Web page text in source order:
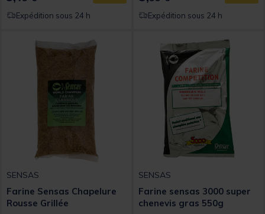
Expédition sous 24 h Expédition sous 24 h
SENSAS
Farine Sensas Chapelure
Rousse Grillée
SENSAS
Farine sensas 3000 super
chenevis gras 550g